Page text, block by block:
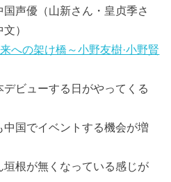
声優（山新さん・皇贞季さ
）
への架け橋～小野友樹·小野賢
ビューする日がやってくる
国でイベントする機会が増
根が無くなっている感じが